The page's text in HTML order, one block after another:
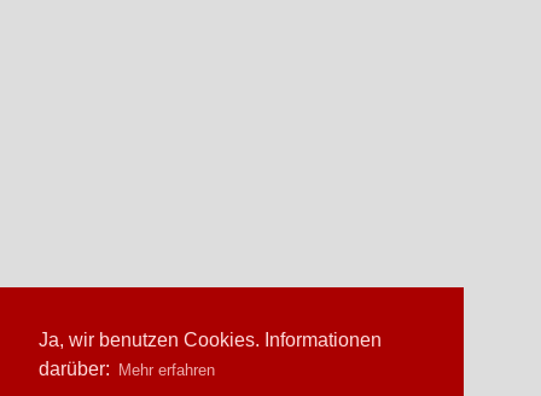
Ja, wir benutzen Cookies. Informationen
darüber: Mehr erfahren